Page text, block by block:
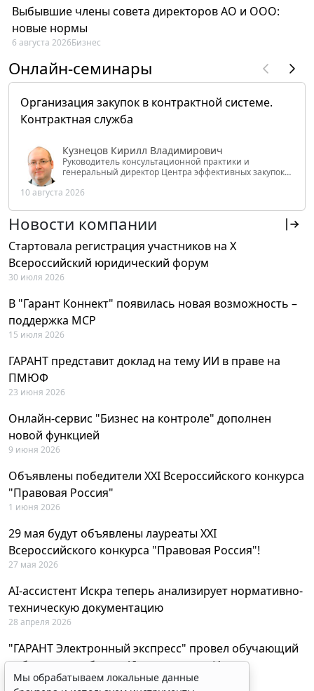
Выбывшие члены совета директоров АО и ООО:
новые нормы
6 августа 2026Бизнес
Онлайн-семинары
Организация закупок в контрактной системе.
Контрактная служба
Кузнецов Кирилл Владимирович
Руководитель консультационной практики и
генеральный директор Центра эффективных закупок
РФ
10 августа 2026
Новости компании
Стартовала регистрация участников на X
Всероссийский юридический форум
30 июля 2026
В "Гарант Коннект" появилась новая возможность –
поддержка MCP
15 июля 2026
ГАРАНТ представит доклад на тему ИИ в праве на
ПМЮФ
23 июня 2026
Онлайн-сервис "Бизнес на контроле" дополнен
новой функцией
9 июня 2026
Объявлены победители XXI Всероссийского конкурса
"Правовая Россия"
1 июня 2026
29 мая будут объявлены лауреаты XXI
Всероссийского конкурса "Правовая Россия"!
27 мая 2026
AI-ассистент Искра теперь анализирует нормативно-
техническую документацию
28 апреля 2026
"ГАРАНТ Электронный экспресс" провел обучающий
вебинар по работе с AI-ассистентом Искра
23 апреля 2026
Мы обрабатываем локальные данные